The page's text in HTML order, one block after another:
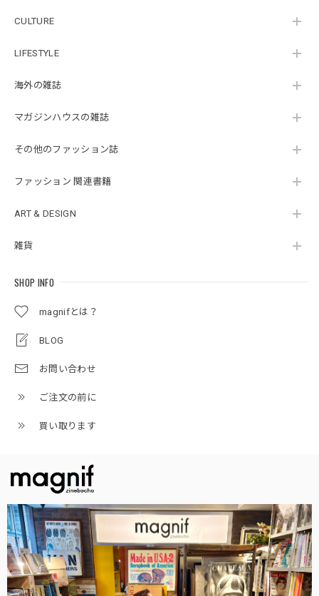
CULTURE
LIFESTYLE
海外の雑誌
マガジンハウスの雑誌
その他のファッション誌
ファッション 関連書籍
ART & DESIGN
雑貨
SHOP INFO
magnifとは？
BLOG
お問い合わせ
ご注文の前に
買い取ります